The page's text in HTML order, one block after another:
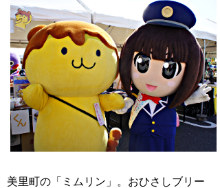
美里町の「ミムリン」。おひさしブリー